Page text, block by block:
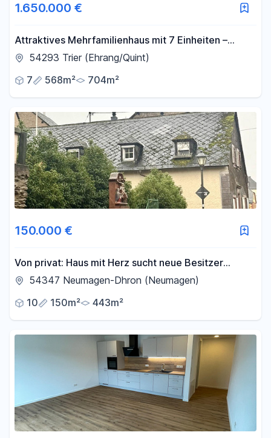
1.650.000 €
Attraktives Mehrfamilienhaus mit 7 Einheiten –
Sichere Kapitalanlage mit Wachstumspotenzial
54293 Trier (Ehrang/Quint)
7
568m² 704m²
150.000 €
Von privat: Haus mit Herz sucht neue Besitzer
inklusiv Baugrundstück
54347 Neumagen-Dhron (Neumagen)
10
150m² 443m²